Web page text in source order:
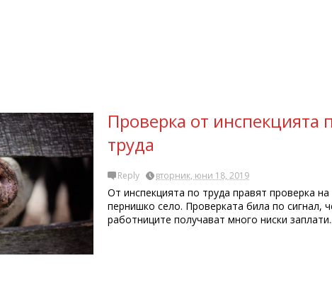
Проверка от инспекцията
труда
Reply вторник, юни 18, 2019
От инспекцията по труда правят проверка
пернишко село. Проверката била по сигнал,
работниците получават много ниски